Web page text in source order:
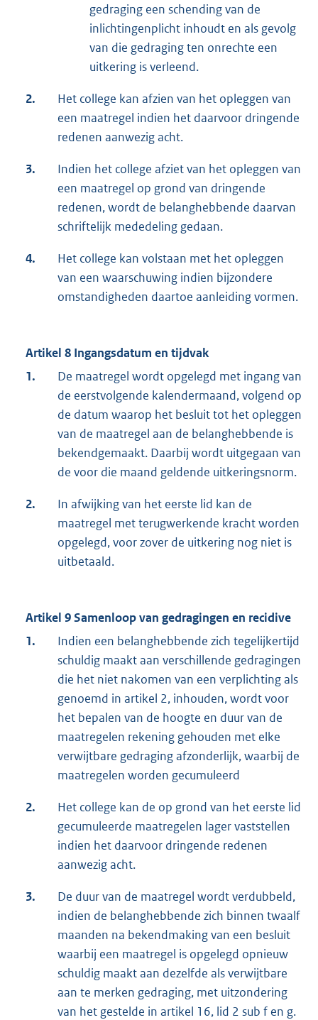
gedraging een schending van de
inlichtingenplicht inhoudt en als gevolg
van die gedraging ten onrechte een
uitkering is verleend.
2.
Het college kan afzien van het opleggen van
een maatregel indien het daarvoor dringende
redenen aanwezig acht.
3.
Indien het college afziet van het opleggen van
een maatregel op grond van dringende
redenen, wordt de belanghebbende daarvan
schriftelijk mededeling gedaan.
4.
Het college kan volstaan met het opleggen
van een waarschuwing indien bijzondere
omstandigheden daartoe aanleiding vormen.
Artikel 8 Ingangsdatum en tijdvak
1.
De maatregel wordt opgelegd met ingang van
de eerstvolgende kalendermaand, volgend op
de datum waarop het besluit tot het opleggen
van de maatregel aan de belanghebbende is
bekendgemaakt. Daarbij wordt uitgegaan van
de voor die maand geldende uitkeringsnorm.
2.
In afwijking van het eerste lid kan de
maatregel met terugwerkende kracht worden
opgelegd, voor zover de uitkering nog niet is
uitbetaald.
Artikel 9 Samenloop van gedragingen en recidive
1.
Indien een belanghebbende zich tegelijkertijd
schuldig maakt aan verschillende gedragingen
die het niet nakomen van een verplichting als
genoemd in artikel 2, inhouden, wordt voor
het bepalen van de hoogte en duur van de
maatregelen rekening gehouden met elke
verwijtbare gedraging afzonderlijk, waarbij de
maatregelen worden gecumuleerd
2.
Het college kan de op grond van het eerste lid
gecumuleerde maatregelen lager vaststellen
indien het daarvoor dringende redenen
aanwezig acht.
3.
De duur van de maatregel wordt verdubbeld,
indien de belanghebbende zich binnen twaalf
maanden na bekendmaking van een besluit
waarbij een maatregel is opgelegd opnieuw
schuldig maakt aan dezelfde als verwijtbare
aan te merken gedraging, met uitzondering
van het gestelde in artikel 16, lid 2 sub f en g.